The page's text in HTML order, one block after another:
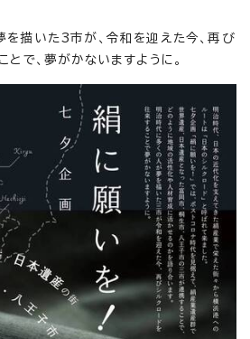
描いた3市が、令和を迎えた今、再び
とで、夢がかないますように。